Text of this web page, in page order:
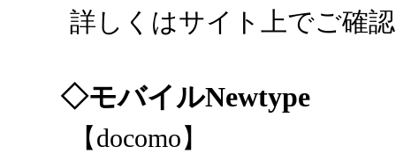
詳しくはサイト上でご確
◇モバイルNewtype
【docomo】